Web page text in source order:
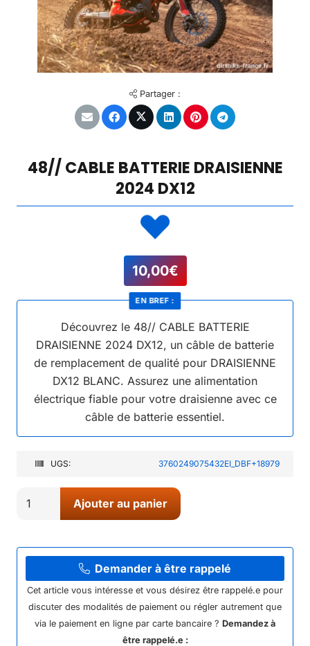
Partager :
48// CABLE BATTERIE DRAISIENNE
2024 DX12
10,00€
Découvrez le 48// CABLE BATTERIE
DRAISIENNE 2024 DX12, un câble de batterie
de remplacement de qualité pour DRAISIENNE
DX12 BLANC. Assurez une alimentation
électrique fiable pour votre draisienne avec ce
câble de batterie essentiel.
EN BREF :
UGS: 3760249075432EI_DBF+18979
CABLE
DRAISIENNE
2024
DX12
Ajouter au panier
Demander à être rappelé
Cet article vous intéresse et vous désirez être rappelé.e pour
discuter des modalités de paiement ou régler autrement que
via le paiement en ligne par carte bancaire ? Demandez à
être rappelé.e :